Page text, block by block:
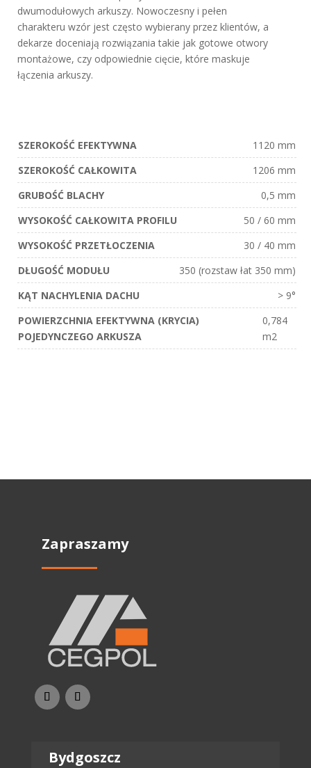
dwumodułowych arkuszy. Nowoczesny i pełen
charakteru wzór jest często wybierany przez klientów, a
dekarze doceniają rozwiązania takie jak gotowe otwory
montażowe, czy odpowiednie cięcie, które maskuje
łączenia arkuszy.
SZEROKOŚĆ EFEKTYWNA
1120 mm
SZEROKOŚĆ CAŁKOWITA
1206 mm
GRUBOŚĆ BLACHY
0,5 mm
WYSOKOŚĆ CAŁKOWITA PROFILU
50 / 60 mm
WYSOKOŚĆ PRZETŁOCZENIA
30 / 40 mm
DŁUGOŚĆ MODUŁU
350 (rozstaw łat 350 mm)
KĄT NACHYLENIA DACHU
> 9°
POWIERZCHNIA EFEKTYWNA (KRYCIA)
POJEDYNCZEGO ARKUSZA
0,784
m2
Zapraszamy
Bydgoszcz